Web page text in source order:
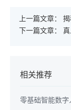
上一篇文章：
下一篇文章：
相关推荐
零基础智能数